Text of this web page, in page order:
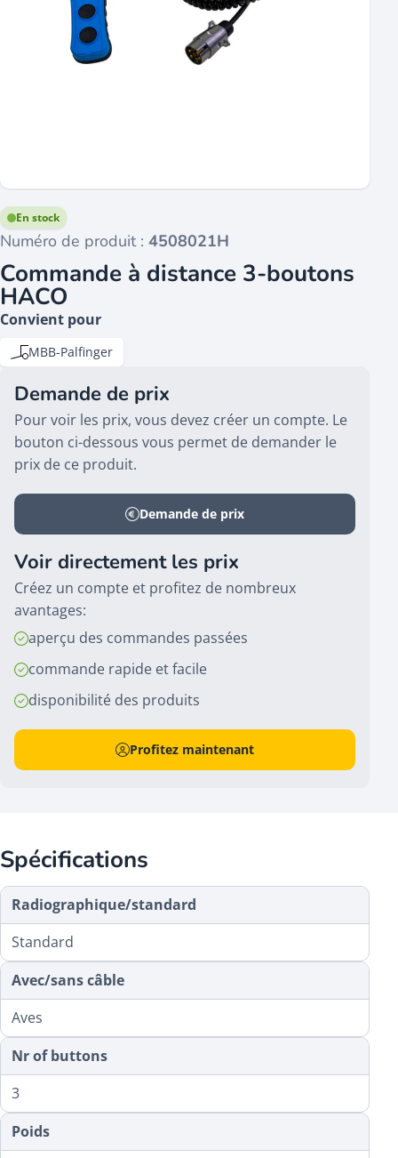
Numéro de produit : 4508021H
En stock
Commande à distance 3-boutons
HACO
Convient pour
MBB-Palfinger
Demande de prix
Pour voir les prix, vous devez créer un compte. Le
bouton ci-dessous vous permet de demander le
prix de ce produit.
Demande de prix
Voir directement les prix
Créez un compte et profitez de nombreux
avantages:
aperçu des commandes passées
commande rapide et facile
disponibilité des produits
Profitez maintenant
Spécifications
Radiographique/standard
Standard
Avec/sans câble
Aves
Nr of buttons
3
Poids